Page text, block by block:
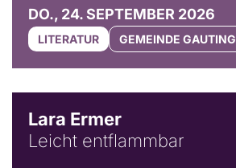
DO., 24. SEPTEMBER 2026
LITERATUR GEMEINDE GAUTING
Lara Ermer
Leicht entflammbar